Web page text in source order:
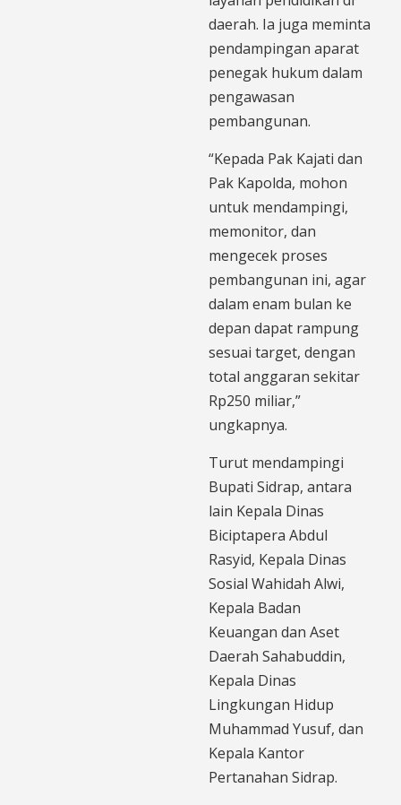
daerah. Ia juga meminta
pendampingan aparat
penegak hukum dalam
pengawasan
pembangunan.
“Kepada Pak Kajati dan
Pak Kapolda, mohon
untuk mendampingi,
memonitor, dan
mengecek proses
pembangunan ini, agar
dalam enam bulan ke
depan dapat rampung
sesuai target, dengan
total anggaran sekitar
Rp250 miliar,”
ungkapnya.
Turut mendampingi
Bupati Sidrap, antara
lain Kepala Dinas
Biciptapera Abdul
Rasyid, Kepala Dinas
Sosial Wahidah Alwi,
Kepala Badan
Keuangan dan Aset
Daerah Sahabuddin,
Kepala Dinas
Lingkungan Hidup
Muhammad Yusuf, dan
Kepala Kantor
Pertanahan Sidrap.